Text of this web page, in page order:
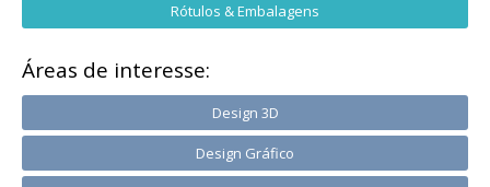
Rótulos & Embalagens
Áreas de interesse:
Design 3D
Design Gráfico